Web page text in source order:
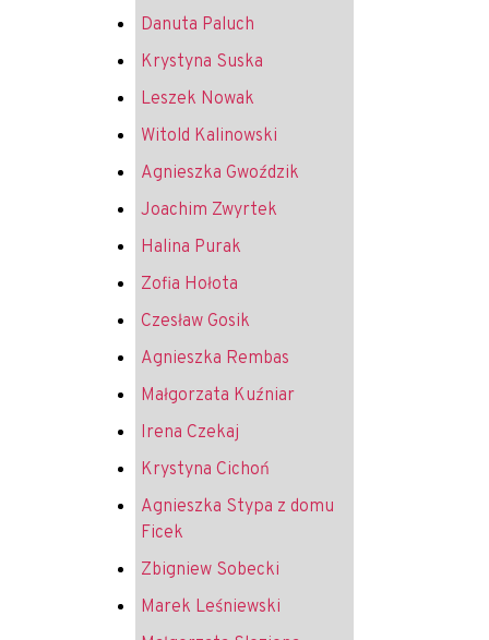
Danuta Paluch
Krystyna Suska
Leszek Nowak
Witold Kalinowski
Agnieszka Gwoździk
Joachim Zwyrtek
Halina Purak
Zofia Hołota
Czesław Gosik
Agnieszka Rembas
Małgorzata Kuźniar
Irena Czekaj
Krystyna Cichoń
Agnieszka Stypa z domu
Ficek
Zbigniew Sobecki
Marek Leśniewski